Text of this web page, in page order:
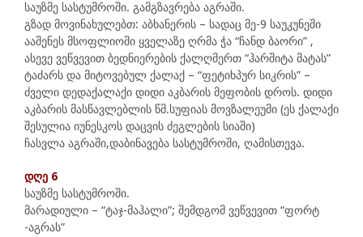
საუზმე სასტუმროში. გამგზავრება აგრაში.
გზად მოვინახულებთ: აბხანერის – სადაც მე-9 საუკუნეში
ააშენეს მსოფლიოში ყველაზე ღრმა ჭა “ჩანდ ბაორი” ,
ასევე ვეწვევით ბედნიერების ქალღმერთ “ჰარშიტა მატას”
ტაძარს და მიტოვებულ ქალაქ – “ფეტიხპურ სიკრის” –
ძველი დედაქალაქი დიდი აკბარის მეფობის დროს. დიდი
აკბარის მასწავლებლის წმ.სუფიას მოვზალეუმი (ეს ქალაქი
შესულია იუნესკოს დაცვის ძეგლების სიაში)
ჩასვლა აგრაში,დაბინავება სასტუმროში, ღამისთევა.
დღე 6
საუზმე სასტუმროში.
მარადიული – “ტაჯ-მაჰალი”; შემდგომ ვეწვევით “ფორტ
-აგრას”